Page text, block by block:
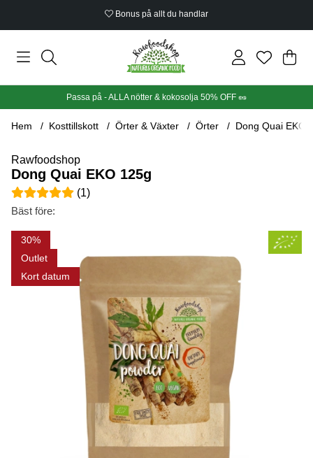
Bonus på allt du handlar
Din
.
Passa på - ALLA nötter & kokosolja 50% OFF 🥜
Hem Kosttillskott Örter & Växter Örter Dong Quai EKO
Rawfoodshop
Dong Quai EKO 125g
Medelbetyg 5 av 5 Antal betyg 1
(1)
Bäst före:
30
Outlet
Kort datum
Produktbilder Dong Quai EKO 125g